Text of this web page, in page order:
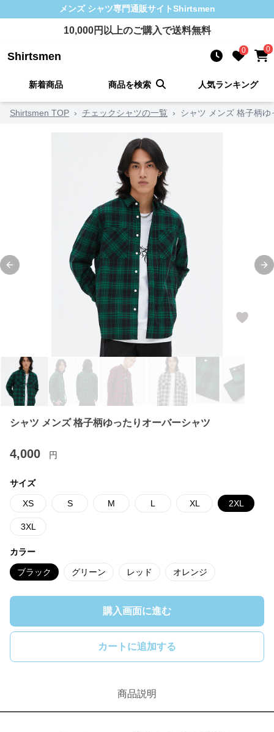
メンズ シャツ専門通販サイトShirtsmen
10,000円以上のご購入で送料無料
Shirtsmen 0 0
新着商品 商品を検索 人気ランキング
Shirtsmen TOP › チェックシャツの一覧 › シャツ メンズ 格子柄
Previous slide
シャツ メンズ 格子柄ゆったりオーバーシャツ
4,000 円
サイズ
XS S M L XL 2XL
3XL
カラー
ブラック グリーン レッド オレンジ
購入画面に進む
カートに追加する
商品説明